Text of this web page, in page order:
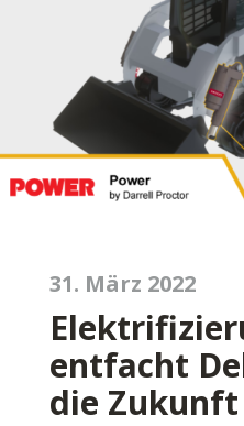
31. März 2022
entfacht
die Zukunft